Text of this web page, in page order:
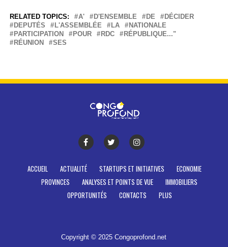
RELATED TOPICS: A' D'ENSEMBLE DE
DÉCIDER
DEPUTÉS
L'ASSEMBLÉE LA
NATIONALE
PARTICIPATION
POUR RDC
RÉPUBLIQUE..."
RÉUNION
SES
ACCUEIL ACTUALITÉ STARTUPS ET INITIATIVES
ECONOMIE
PROVINCES
ANALYSES ET POINTS DE VUE
IMMOBILIERS
OPPORTUNITÉS
CONTACTS PLUS
Copyright © 2025 Congoprofond.net